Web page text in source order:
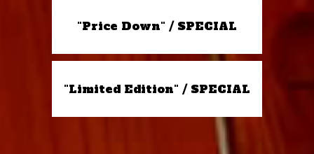
"Price Down" / SPECIAL
"Limited Edition" / SPECIAL